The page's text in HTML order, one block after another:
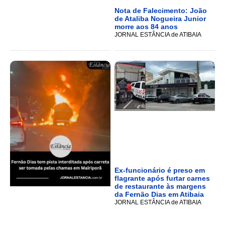
Nota de Falecimento: João
de Ataliba Nogueira Junior
morre aos 84 anos
JORNAL ESTÂNCIA de ATIBAIA
Ex-funcionário é preso em
flagrante após furtar carnes
de restaurante às margens
da Fernão Dias em Atibaia
JORNAL ESTÂNCIA de ATIBAIA